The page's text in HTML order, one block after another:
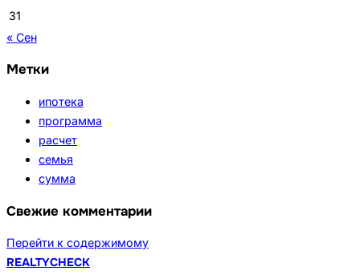
31
« Сен
Метки
ипотека
программа
расчет
семья
сумма
Свежие комментарии
Перейти к содержимому
REALTYCHECK